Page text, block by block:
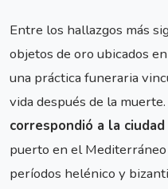
Entre los hallazgos más
objetos de oro ubicados
una práctica funeraria
vida después de la muerte.
correspondió a la
puerto en el
períodos helénico y